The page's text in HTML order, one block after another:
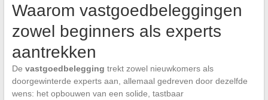
Waarom vastgoedbeleggingen
zowel beginners als experts
aantrekken
De vastgoedbelegging trekt zowel nieuwkomers als
doorgewinterde experts aan, allemaal gedreven door dezelfde
wens: het opbouwen van een solide, tastbaar